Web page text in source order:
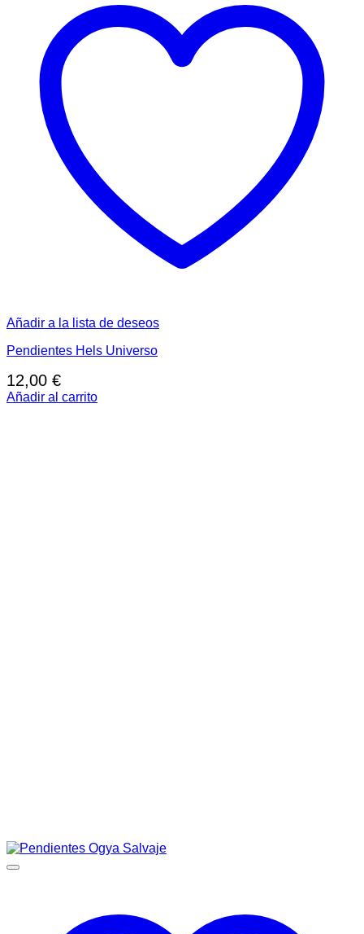
Añadir a la lista de deseos
Pendientes Hels Universo
12,00 €
Añadir al carrito